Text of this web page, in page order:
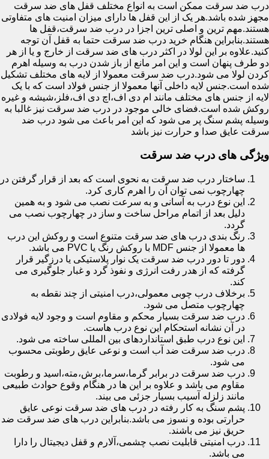
درب ضد سرقت ممکن است به انواع مختلف قفل های ضد سرقت
مجهز شده باشد.هر یک از این قفل ها دارای میزان امنیت های متفاوتی
هستند.مهم ترین و اصلی ترین اجزا در درب ضد سرقت،قفل ها
هستند.بنابراین هنگام خرید درب ضد سرقت حتما به قفل آن توجه
کنید.علاوه بر این لولا در اکثر درب های ضد سرقت از خارج و یا از هر
دو طرف پنهان است و این امر مانع از باز شدن درب به وسیله اهرم
کردن لولا می شود.درب ضد سرقت معمولا از لایه های مختلف تشکیل
شده است.جنس لایه داخلی آنها معمولا از جنس فولاد است که با یک
لایه از جنس های مختلف مانند ام دی اف،اچ دی اف،فلز،شیشه و غیره
روکش شده است.فضای خالی موجود در درب ضد سرقت نیز غالبا به
وسیله پشم سنگ پر می شود که این امر باعث می شود درب ضد
سرقت عایق صدا و حرارت نیز باشد
ویژگی های درب ضد سرقت
ساختار درب ضد سرقت به نحوی است که بعد از قرار گرفتن در
چهارچوب نمی توان آن را اهرم کاری کرد.
این نوع درب به آسانی و به سرعت نصب می شود و به همین
دلیل بعد از اتمام مراحل ساخت و ساز در چهارچوب نصب می
گردد.
رنگ بندی درب های ضد سرقت متنوع است و روکش این درب
ها معمولا از جنس MDF با روکش رنگ یا PVC می باشد.
دور تا دور درب ضد سرقت یک نوار پلاستیکی یا درزگیر قرار
گرفته که از هدر رفت انرژی و نفوذ گرد و غبار جلوگیری می
کند.
برخلاف درب چوبی معمولی،درب امنیتی از چند نقطه به
چهارچوب متصل می شود.
درب ضد سرقت بسیار محکم و مقاوم است و وجود لایه فولادی
در آن نشانه استحکام این نوع درب هاست.
این نوع درب طبق استانداردهای بین المللی ساخته می شود.
درب ضد سرقت ضد آب است و نوعی عایق رطوبتی محسوب
می شود.
درب ضد سرقت در برابر گرما،سرما،برش،مته،اسید و رطوبت
مقاوم می باشد و علاوه بر این ها در هنگام وقوع حوادث طبیعی
مانند زلزله آسیب بسیار جزئی می بیند.
پشم سنگ به کار رفته در درب های ضد سرقت نوعی عایق
حرارتی بوده و نسوز می باشد.بنابراین درب های ضد سرقت ضد
حریق نیز می باشند.
درب امنیتی قابلیت نصب چشمی،آلارم و قفل دیجیتال را دارا
می باشد.